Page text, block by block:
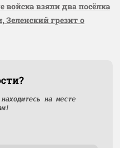
войска взяли два посёлка
Зеленский грезит о
на месте